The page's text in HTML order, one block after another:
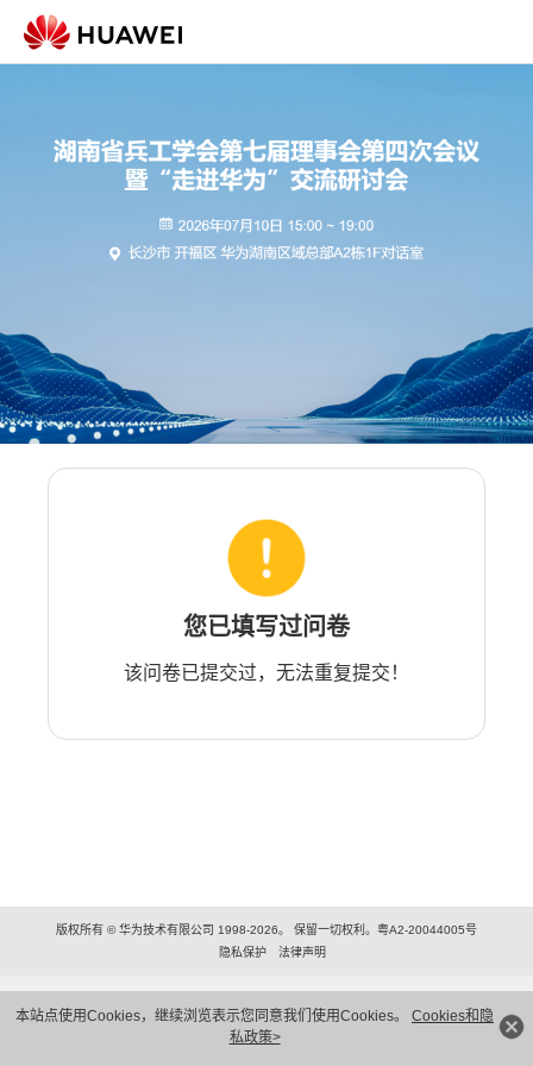
本站点使用Cookies，继续浏览表示您同意我们使用Cookies。 Cookies和隐
私政策>
您已填写过问卷
该问卷已提交过，无法重复提交！
版权所有 © 华为技术有限公司 1998-2026。 保留一切权利。粤A2-20044005号
隐私保护
法律声明